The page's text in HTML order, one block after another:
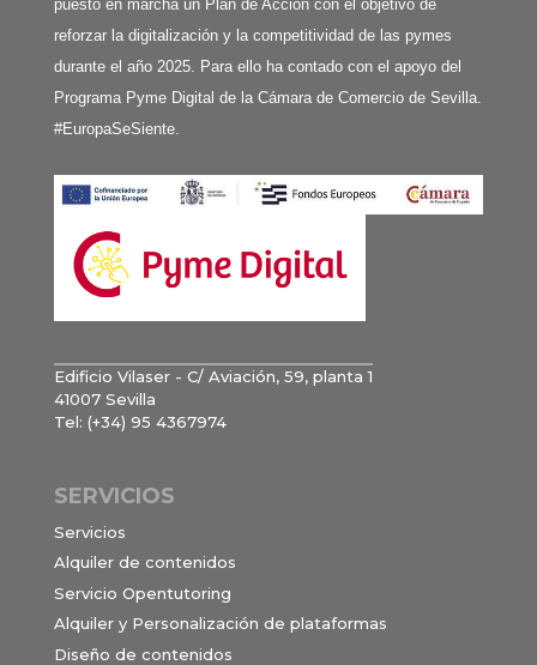
puesto en marcha un Plan de Acción con el objetivo de
reforzar la digitalización y la competitividad de las pymes
durante el año 2025. Para ello ha contado con el apoyo del
Programa Pyme Digital de la Cámara de Comercio de Sevilla.
#EuropaSeSiente.
Edificio Vilaser - C/ Aviación, 59, planta 1
41007 Sevilla
Tel: (+34) 95 4367974
SERVICIOS
Servicios
Alquiler de contenidos
Servicio Opentutoring
Alquiler y Personalización de plataformas
Diseño de contenidos